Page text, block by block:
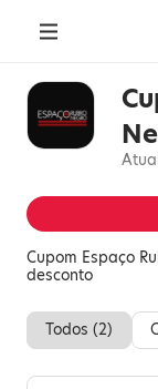
Cupom Espaço
desconto
Todos (2)